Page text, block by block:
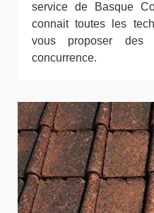
service de Basque
connait toutes les
vous proposer
concurrence.